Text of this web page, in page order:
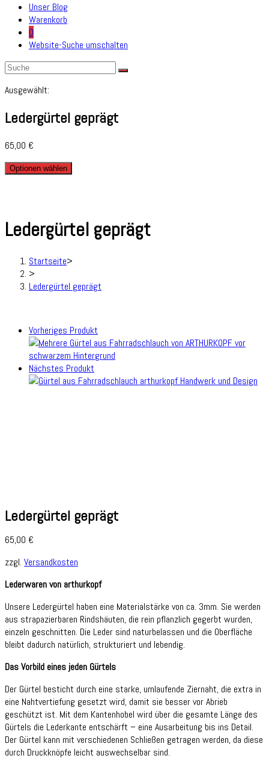
Unser Blog
Warenkorb
0
Website-Suche umschalten
Ausgewählt:
Ledergürtel geprägt
65,00 €
Optionen wählen
Ledergürtel geprägt
Startseite>
>
Ledergürtel geprägt
Vorheriges Produkt
Nächstes Produkt
Ledergürtel geprägt
65,00 €
zzgl. Versandkosten
Lederwaren von arthurkopf
Unsere Ledergürtel haben eine Materialstärke von ca. 3mm. Sie werden
aus strapazierbaren Rindshäuten, die rein pflanzlich gegerbt wurden,
einzeln geschnitten. Die Leder sind naturbelassen und die Oberfläche
bleibt dadurch natürlich, strukturiert und lebendig.
Das Vorbild eines jeden Gürtels
Der Gürtel besticht durch eine starke, umlaufende Ziernaht, die extra in
eine Nahtvertiefung gesetzt wird, damit sie besser vor Abrieb
geschützt ist. Mit dem Kantenhobel wird über die gesamte Länge des
Gürtels die Lederkante entschärft – eine Ausarbeitung bis ins Detail.
Der Gürtel kann mit verschiedenen Schließen getragen werden, da diese
durch Druckknöpfe leicht auswechselbar sind.